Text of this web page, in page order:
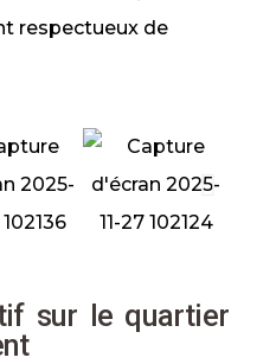
respectueux de
sur le quartier